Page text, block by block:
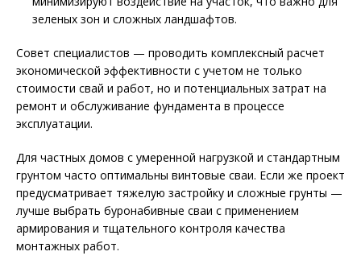
зеленых зон и сложных ландшафтов.
Совет специалистов — проводить комплексный расчет
экономической эффективности с учетом не только
стоимости свай и работ, но и потенциальных затрат на
ремонт и обслуживание фундамента в процессе
эксплуатации.
Для частных домов с умеренной нагрузкой и стандартным
грунтом часто оптимальны винтовые сваи. Если же проект
предусматривает тяжелую застройку и сложные грунты —
лучше выбрать буронабивные сваи с применением
армирования и тщательного контроля качества
монтажных работ.